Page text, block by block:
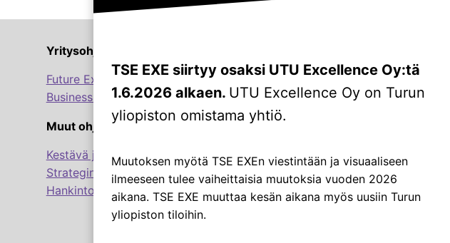
Yritysohjelmat
Future Excellence (FE)
Business Talent Academy (BTA)
Muut ohjelmat:
Kestävä johtaminen ja liiketoiminta
Strateginen ennakoinnin johtaminen
Hankintojen strateginen johtaminen
TSE EXE siirtyy osaksi UTU Excellence Oy:tä
1.6.2026 alkaen. UTU Excellence Oy on Turun
yliopiston omistama yhtiö.
Muutoksen myötä TSE EXEn viestintään ja visuaaliseen
ilmeeseen tulee vaiheittaisia muutoksia vuoden 2026
aikana. TSE EXE muuttaa kesän aikana myös uusiin Turun
yliopiston tiloihin.